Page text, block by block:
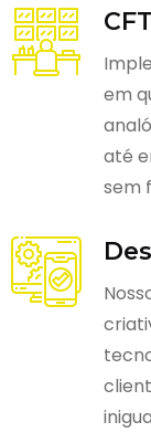
em
até
sem